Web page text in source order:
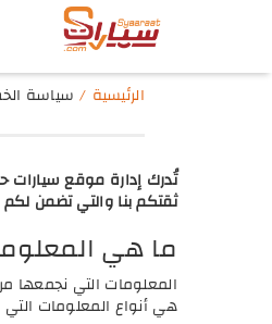
الرئيسية سياسة
تُدرك إدارة موقع سيارات
ثقتكم بنا والتي تضمن
ما هي
المعلومات التي نجمعها
هي أنواع المعلومات